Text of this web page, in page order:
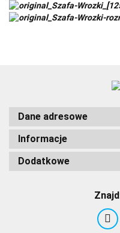
Dane adresowe
Informacje
Dodatkowe